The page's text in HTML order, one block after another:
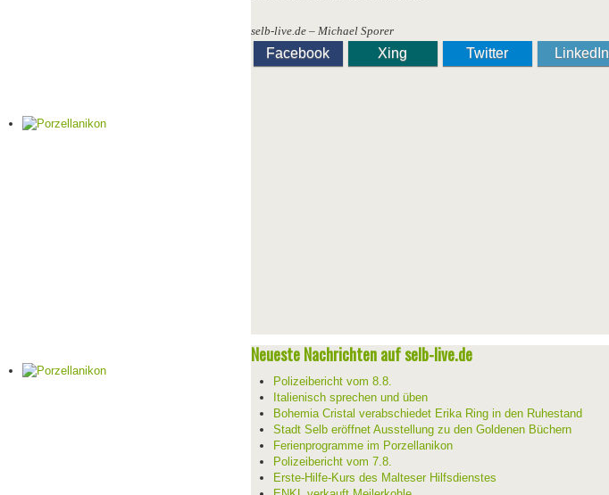
selb-live.de – Michael Sporer
Facebook Xing Twitter LinkedIn
Neueste Nachrichten auf selb-live.de
Polizeibericht vom 8.8.
Italienisch sprechen und üben
Bohemia Cristal verabschiedet Erika Ring in den Ruhestand
Stadt Selb eröffnet Ausstellung zu den Goldenen Büchern
Ferienprogramme im Porzellanikon
Polizeibericht vom 7.8.
Erste-Hilfe-Kurs des Malteser Hilfsdienstes